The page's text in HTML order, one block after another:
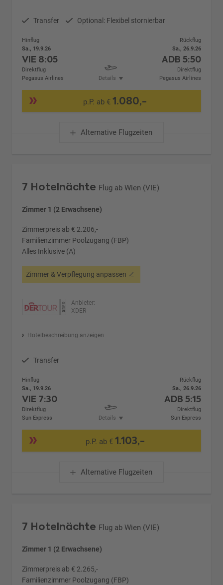
Transfer Optional: Flexibel stornierbar
Hinflug
Sa., 19.9.26
VIE 8:05
Direktflug
Pegasus Airlines
Details
Rückflug
Sa., 26.9.26
ADB 5:50
Direktflug
Pegasus Airlines
p.P. ab €1.080,-
Alternative Flugzeiten
7 Hotelnächte Flug ab Wien (VIE)
Zimmer 1 (2 Erwachsene)
Zimmerpreis ab € 2.206,-
Familienzimmer Poolzugang (FBP)
Alles Inklusive (A)
Zimmer & Verpflegung anpassen
Anbieter:
XDER
Hotelbeschreibung anzeigen
Transfer
Hinflug
Sa., 19.9.26
VIE 7:30
Direktflug
Sun Express
Details
Rückflug
Sa., 26.9.26
ADB 5:15
Direktflug
Sun Express
p.P. ab € 1.103,-
Alternative Flugzeiten
7 Hotelnächte Flug ab Wien (VIE)
Zimmer 1 (2 Erwachsene)
Zimmerpreis ab € 2.265,-
Familienzimmer Poolzugang (FBP)